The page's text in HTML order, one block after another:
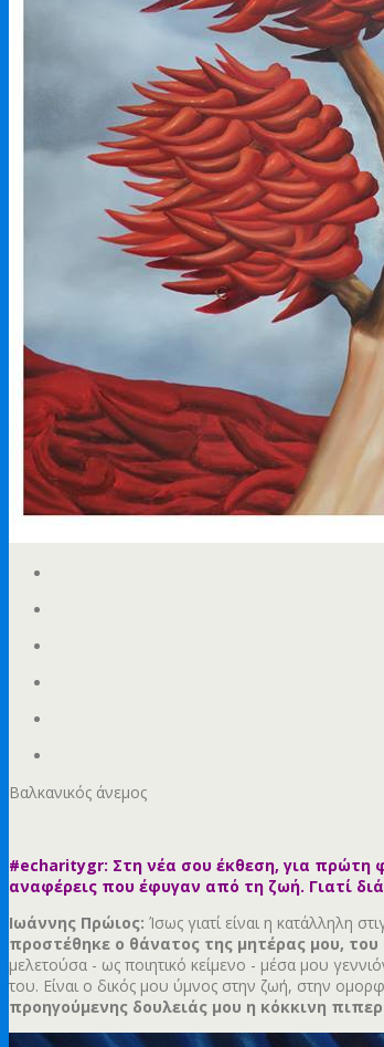
Βαλκανικός άνεμος
#echaritygr: Στη νέα σου έκθεση, για πρώτη
αναφέρεις που έφυγαν από τη ζωή. Γιατί
Ιωάννης Πρώιος: Ίσως γιατί είναι η κατάλληλη
προστέθηκε ο θάνατος της μητέρας μου,
μελετούσα - ως ποιητικό κείμενο - μέσα μου
του. Είναι ο δικός μου ύμνος στην ζωή, στην
προηγούμενης δουλειάς μου η κόκκινη